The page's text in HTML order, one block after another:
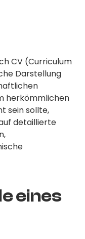
CV (Curriculum
Darstellung
herkömmlichen
sein sollte,
detaillierte
eines